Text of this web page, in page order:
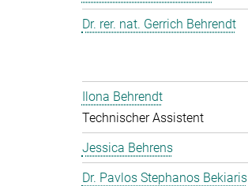
Dr. rer. nat. Gerrich Behrendt
Ilona Behrendt
Technischer Assistent
Jessica Behrens
Dr. Pavlos Stephanos Bekiaris